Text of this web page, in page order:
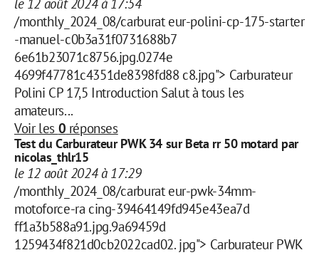
/monthly_2024_08/carburat eur-polini-cp-175-starter
-manuel-c0b3a31f0731688b7
6e61b23071c8756.jpg.0274e
4699f47781c4351de8398fd88 c8.jpg"> Carburateur
Polini CP 17,5 Introduction Salut à tous les
amateurs...
Voir les 0 réponses
Test du Carburateur PWK 34 sur Beta rr 50 motard par
nicolas_thlr15
le 12 août 2024 à 17:29
/monthly_2024_08/carburat eur-pwk-34mm-
motoforce-ra cing-39464149fd945e43ea7d
ff1a3b588a91.jpg.9a69459d
1259434f821d0cb2022cad02. jpg"> Carburateur PWK